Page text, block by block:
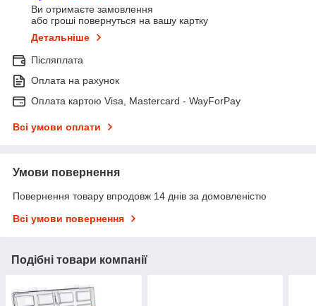
Ви отримаєте замовлення
або гроші повернуться на вашу картку
Детальніше
Післяплата
Оплата на рахунок
Оплата картою Visa, Mastercard - WayForPay
Всі умови оплати
Умови повернення
Повернення товару впродовж 14 днів за домовленістю
Всі умови повернення
Подібні товари компанії